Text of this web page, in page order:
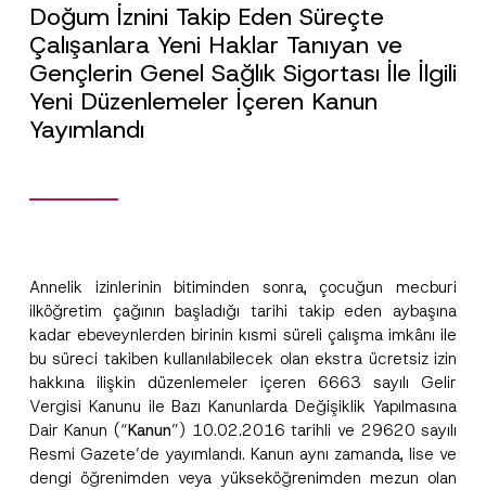
Doğum İznini Takip Eden Süreçte
Çalışanlara Yeni Haklar Tanıyan ve
Gençlerin Genel Sağlık Sigortası İle İlgili
Yeni Düzenlemeler İçeren Kanun
Yayımlandı
Annelik izinlerinin bitiminden sonra, çocuğun mecburi
ilköğretim çağının başladığı tarihi takip eden aybaşına
kadar ebeveynlerden birinin kısmi süreli çalışma imkânı ile
bu süreci takiben kullanılabilecek olan ekstra ücretsiz izin
hakkına ilişkin düzenlemeler içeren 6663 sayılı Gelir
Vergisi Kanunu ile Bazı Kanunlarda Değişiklik Yapılmasına
Dair Kanun (“Kanun”) 10.02.2016 tarihli ve 29620 sayılı
Resmi Gazete’de yayımlandı. Kanun aynı zamanda, lise ve
dengi öğrenimden veya yükseköğrenimden mezun olan